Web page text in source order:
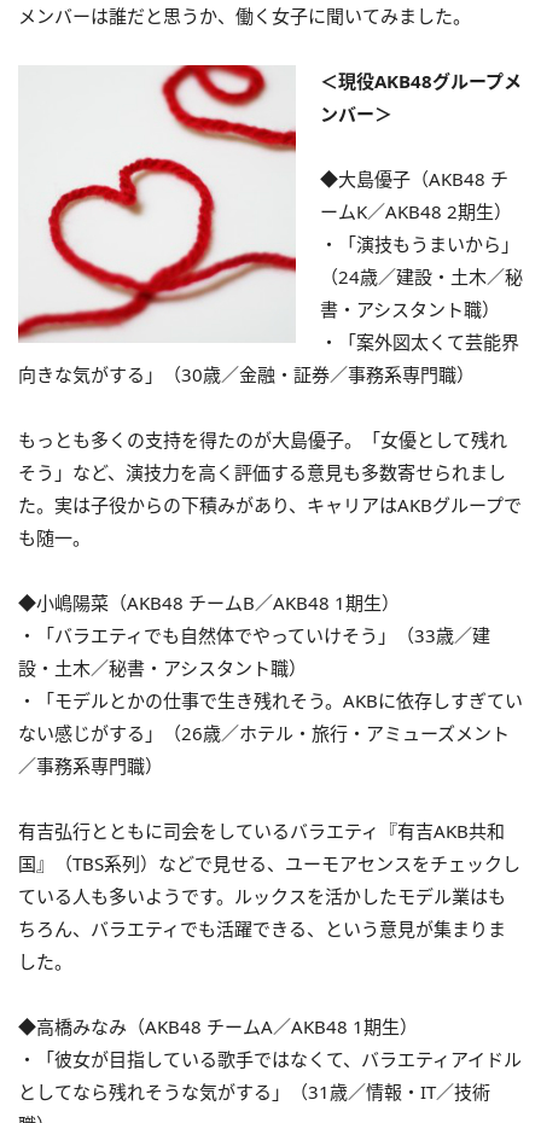
メンバーは誰だと思うか、働く女子に聞いてみました。
＜現役AKB48グループメ
ンバー＞
◆大島優子（AKB48 チ
ームK／AKB48 2期生）
・「演技もうまいから」
（24歳／建設・土木／秘
書・アシスタント職）
・「案外図太くて芸能界
向きな気がする」（30歳／金融・証券／事務系専門職）
もっとも多くの支持を得たのが大島優子。「女優として残れ
そう」など、演技力を高く評価する意見も多数寄せられまし
た。実は子役からの下積みがあり、キャリアはAKBグループで
も随一。
◆小嶋陽菜（AKB48 チームB／AKB48 1期生）
・「バラエティでも自然体でやっていけそう」（33歳／建
設・土木／秘書・アシスタント職）
・「モデルとかの仕事で生き残れそう。AKBに依存しすぎてい
ない感じがする」（26歳／ホテル・旅行・アミューズメント
／事務系専門職）
有吉弘行とともに司会をしているバラエティ『有吉AKB共和
国』（TBS系列）などで見せる、ユーモアセンスをチェックし
ている人も多いようです。ルックスを活かしたモデル業はも
ちろん、バラエティでも活躍できる、という意見が集まりま
した。
◆高橋みなみ（AKB48 チームA／AKB48 1期生）
・「彼女が目指している歌手ではなくて、バラエティアイドル
としてなら残れそうな気がする」（31歳／情報・IT／技術